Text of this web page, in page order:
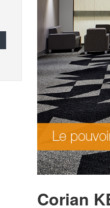
Corian